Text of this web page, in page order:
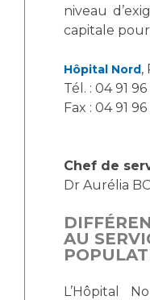
Vivre
Culture à l'hôpital
Laïcité et cultes
Les associations
Salon des familles
Transports sanitaires
Handicap
Statuts
Stages
Chercheurs
Les structures de
Écoles et
Plateforme
niveau
capitale
Hôpital Nord,
Tél. : 04 91
Fax : 04 91
Chef de
Dr Aurélia
AU
L’Hôpital